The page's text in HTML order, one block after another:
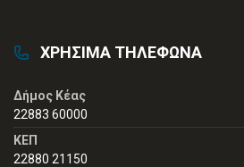
ΧΡΗΣΙΜΑ ΤΗΛΕΦΩΝΑ
Δήμος Κέας
22883 60000
ΚΕΠ
22880 21150